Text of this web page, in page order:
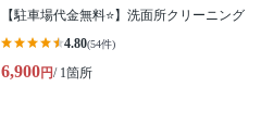
【駐車場代金無料⭐️】洗面所クリーニング
4.80(54件)
6,900円/ 1箇所